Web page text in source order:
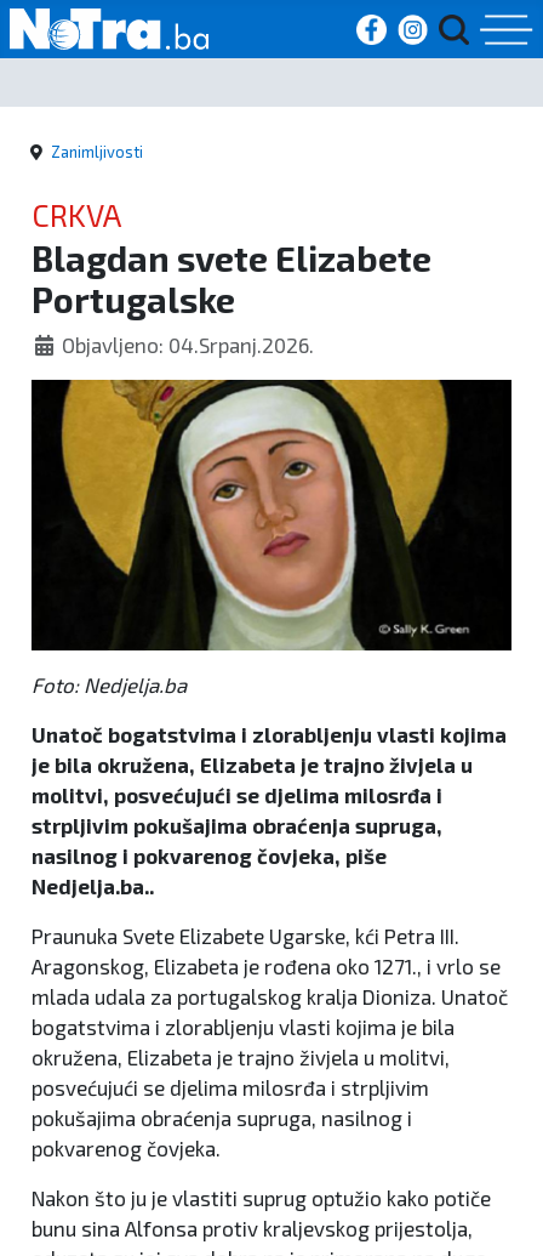
Početna
Vijesti
Sport
Kultura
Crna
kronika
Politika
Zanimljivosti
Zanimljivosti
CRKVA
Blagdan svete Elizabete
Portugalske
Objavljeno: 04.Srpanj.2026.
Foto: Nedjelja.ba
Unatoč bogatstvima i zlorabljenju vlasti kojima
je bila okružena, Elizabeta je trajno živjela u
molitvi, posvećujući se djelima milosrđa i
strpljivim pokušajima obraćenja supruga,
nasilnog i pokvarenog čovjeka, piše
Nedjelja.ba..
Praunuka Svete Elizabete Ugarske, kći Petra III.
Aragonskog, Elizabeta je rođena oko 1271., i vrlo se
mlada udala za portugalskog kralja Dioniza. Unatoč
bogatstvima i zlorabljenju vlasti kojima je bila
okružena, Elizabeta je trajno živjela u molitvi,
posvećujući se djelima milosrđa i strpljivim
pokušajima obraćenja supruga, nasilnog i
pokvarenog čovjeka.
Nakon što ju je vlastiti suprug optužio kako potiče
bunu sina Alfonsa protiv kraljevskog prijestolja,